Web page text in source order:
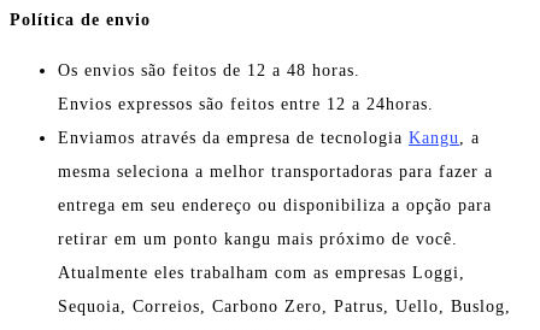
Política de envio
Os envios são feitos de 12 a 48 horas.
Envios expressos são feitos entre 12 a 24horas.
Enviamos através da empresa de tecnologia Kangu, a
mesma seleciona a melhor transportadoras para fazer a
entrega em seu endereço ou disponibiliza a opção para
retirar em um ponto kangu mais próximo de você.
Atualmente eles trabalham com as empresas Loggi,
Sequoia, Correios, Carbono Zero, Patrus, Uello, Buslog,